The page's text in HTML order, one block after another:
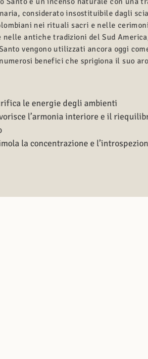
considerato insostituibile dagli
nei rituali sacri e nelle
nelle antiche tradizioni del Sud
vengono utilizzati ancora oggi
benefici che sprigiona il suo
le energie degli ambienti
l’armonia interiore e il
la concentrazione e